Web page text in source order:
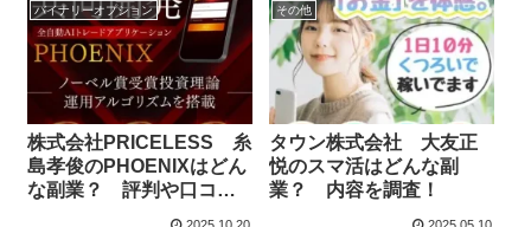
バイナリーオプション
株式会社PRICELESS 糸
島孝俊のPHOENIXはどん
な副業？ 評判や口コミ
その他
タウン株式会社 大友正
悦のスマ活はどんな副
業？ 内容を調査！